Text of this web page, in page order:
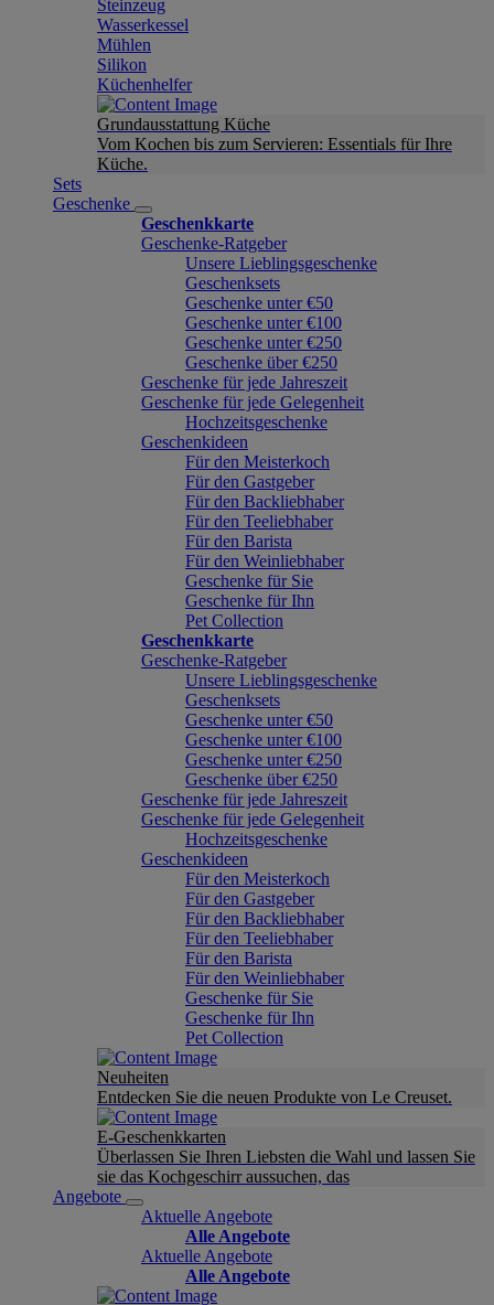
Steinzeug
Wasserkessel
Mühlen
Silikon
Küchenhelfer
Grundausstattung Küche
Vom Kochen bis zum Servieren: Essentials für Ihre
Küche.
Sets
Geschenke
Geschenkkarte
Geschenke-Ratgeber
Unsere Lieblingsgeschenke
Geschenksets
Geschenke unter €50
Geschenke unter €100
Geschenke unter €250
Geschenke über €250
Geschenke für jede Jahreszeit
Geschenke für jede Gelegenheit
Hochzeitsgeschenke
Geschenkideen
Für den Meisterkoch
Für den Gastgeber
Für den Backliebhaber
Für den Teeliebhaber
Für den Barista
Für den Weinliebhaber
Geschenke für Sie
Geschenke für Ihn
Pet Collection
Geschenkkarte
Geschenke-Ratgeber
Unsere Lieblingsgeschenke
Geschenksets
Geschenke unter €50
Geschenke unter €100
Geschenke unter €250
Geschenke über €250
Geschenke für jede Jahreszeit
Geschenke für jede Gelegenheit
Hochzeitsgeschenke
Geschenkideen
Für den Meisterkoch
Für den Gastgeber
Für den Backliebhaber
Für den Teeliebhaber
Für den Barista
Für den Weinliebhaber
Geschenke für Sie
Geschenke für Ihn
Pet Collection
Neuheiten
Entdecken Sie die neuen Produkte von Le Creuset.
E-Geschenkkarten
Überlassen Sie Ihren Liebsten die Wahl und lassen Sie
sie das Kochgeschirr aussuchen, das
Angebote
Aktuelle Angebote
Alle Angebote
Aktuelle Angebote
Alle Angebote